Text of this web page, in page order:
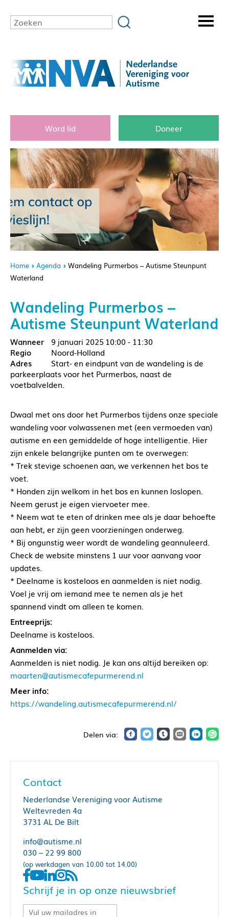
Word lid Doneer
Home Agenda
Wandeling Purmerbos – Autisme Steunpunt
Waterland
Wandeling Purmerbos –
Autisme Steunpunt Waterland
9 januari 2025 10:00 - 11:30
Noord-Holland
Start- en eindpunt van de wandeling is de
parkeerplaats voor het Purmerbos, naast de
voetbalvelden.
Dwaal met ons door het Purmerbos tijdens onze speciale
wandeling voor volwassenen met (een vermoeden van)
autisme en een gemiddelde of hoge intelligentie. Hier
zijn enkele belangrijke punten om te overwegen:
* Trek stevige schoenen aan, we verkennen het bos te
voet.
* Honden zijn welkom in het bos en kunnen loslopen.
Neem gerust je eigen viervoeter mee.
* Neem wat te eten of drinken mee als je daar behoefte
aan hebt, er zijn geen voorzieningen onderweg.
* Bij ongunstig weer wordt de wandeling geannuleerd.
Check de website minstens 1 uur voor aanvang voor
updates.
* Deelname is kosteloos en aanmelden is niet nodig.
Voel je vrij om iemand mee te nemen als je het
spannend vindt om alleen te komen.
Entreeprijs:
Deelname is kosteloos.
Aanmelden via:
Aanmelden is niet nodig. Je kan ons altijd bereiken op:
maarten@autismecafepurmerend.nl
Meer info:
https://wandeling.autismecafepurmerend.nl/
Contact
Nederlandse Vereniging voor Autisme
Weltevreden 4a
3731 AL De Bilt
info@autisme.nl
030 – 22 99 800
(op werkdagen van 10.00 tot 14.00)
Schrijf je in op onze nieuwsbrief